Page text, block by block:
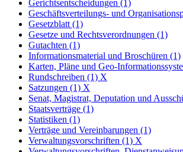
Gerichtsentscheidungen (1)
Geschäftsverteilungs- und
Gesetzblatt (1)
Gesetze und Rechtsverordnungen (1)
Gutachten (1)
Informationsmaterial und Broschüren (1)
Karten, Pläne und Geo-
Rundschreiben (1) X
Satzungen (1) X
Senat, Magistrat, Deputation und
Staatsverträge (1)
Statistiken (1)
Verträge und Vereinbarungen (1)
Verwaltungsvorschriften (1) X